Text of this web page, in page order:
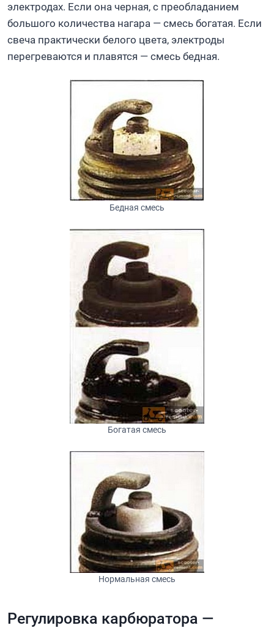
электродах. Если она черная, с преобладанием
большого количества нагара — смесь богатая. Если
свеча практически белого цвета, электроды
перегреваются и плавятся — смесь бедная.
Бедная смесь
Богатая смесь
Нормальная смесь
Регулировка карбюратора —